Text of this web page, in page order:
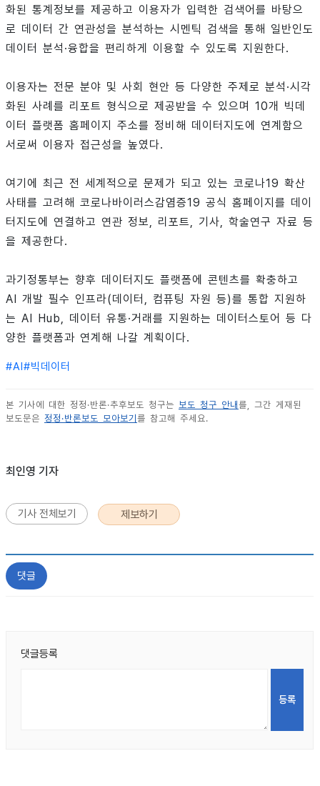
화된 통계정보를 제공하고 이용자가 입력한 검색어를 바탕으
로 데이터 간 연관성을 분석하는 시멘틱 검색을 통해 일반인도
데이터 분석·융합을 편리하게 이용할 수 있도록 지원한다.
이용자는 전문 분야 및 사회 현안 등 다양한 주제로 분석·시각
화된 사례를 리포트 형식으로 제공받을 수 있으며 10개 빅데
이터 플랫폼 홈페이지 주소를 정비해 데이터지도에 연계함으
서로써 이용자 접근성을 높였다.
여기에 최근 전 세계적으로 문제가 되고 있는 코로나19 확산
사태를 고려해 코로나바이러스감염증19 공식 홈페이지를 데이
터지도에 연결하고 연관 정보, 리포트, 기사, 학술연구 자료 등
을 제공한다.
과기정통부는 향후 데이터지도 플랫폼에 콘텐츠를 확충하고
AI 개발 필수 인프라(데이터, 컴퓨팅 자원 등)를 통합 지원하
는 AI Hub, 데이터 유통·거래를 지원하는 데이터스토어 등 다
양한 플랫폼과 연계해 나갈 계획이다.
#AI#빅데이터
본 기사에 대한 정정·반론·추후보도 청구는 보도 청구 안내를, 그간 게재된
보도문은 정정·반론보도 모아보기를 참고해 주세요.
최인영 기자
기사 전체보기 제보하기
댓글
댓글등록